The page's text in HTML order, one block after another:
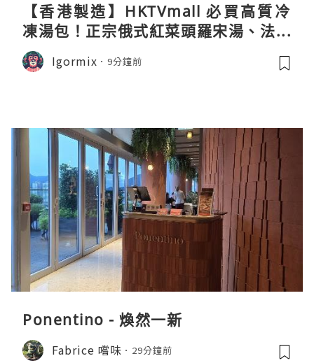
【香港製造】HKTVmall 必買高質冷
凍湯包！正宗俄式紅菜頭羅宋湯、法式
龍蝦濃湯與生酮膠原蛋白骨頭湯全攻略
Igormix 9分鐘前
Ponentino - 煥然一新
Fabrice 嚐味 29分鐘前